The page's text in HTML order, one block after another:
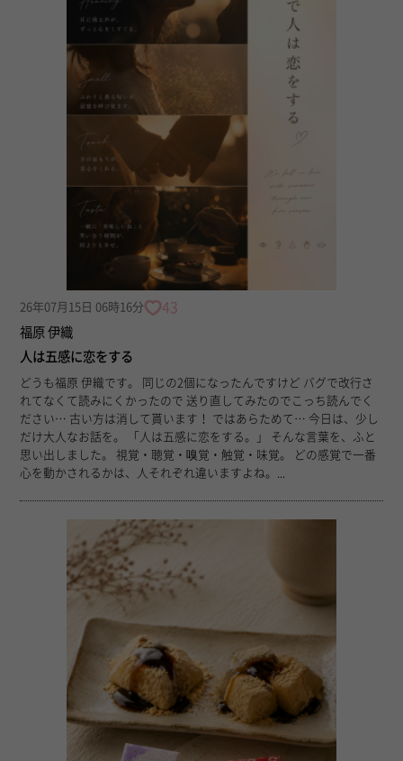
26年07月15日 06時16分 43
福原 伊織
人は五感に恋をする
どうも福原 伊織です。 同じの2個になったんですけど バグで改行さ
れてなくて読みにくかったので 送り直してみたのでこっち読んでく
ださい… 古い方は消して貰います！ ではあらためて… 今日は、少し
だけ大人なお話を。 「人は五感に恋をする。」 そんな言葉を、ふと
思い出しました。 視覚・聴覚・嗅覚・触覚・味覚。 どの感覚で一番
心を動かされるかは、人それぞれ違いますよね。...